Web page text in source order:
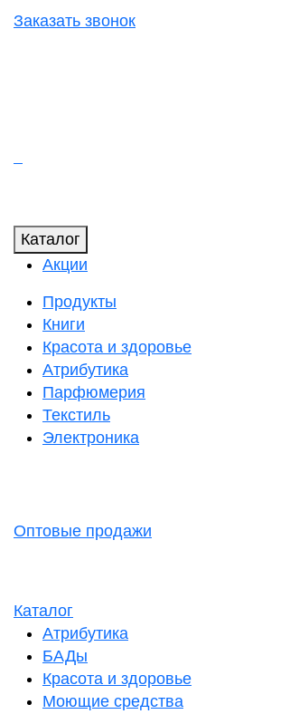
Заказать звонок
Каталог
Акции
Продукты
Книги
Красота и здоровье
Атрибутика
Парфюмерия
Текстиль
Электроника
Оптовые продажи
Каталог
Атрибутика
БАДы
Красота и здоровье
Моющие средства